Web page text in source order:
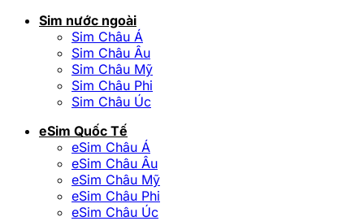
Sim nước ngoài
Sim Châu Á
Sim Châu Âu
Sim Châu Mỹ
Sim Châu Phi
Sim Châu Úc
eSim Quốc Tế
eSim Châu Á
eSim Châu Âu
eSim Châu Mỹ
eSim Châu Phi
eSim Châu Úc